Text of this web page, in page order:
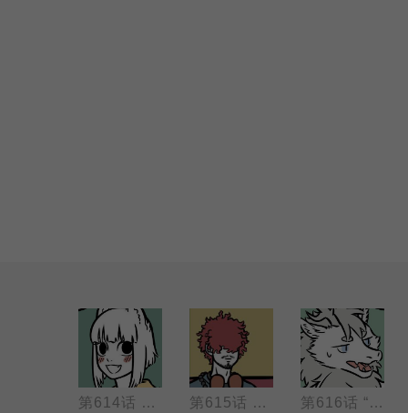
第614话 工作太认真，有些工作上的习惯就会带到生活里。 第615话 团团圆圆一起唱！ 第616话 “他就摇身一变，也变做个宫娥，真个身体轻盈。”——《西游记》第三十回